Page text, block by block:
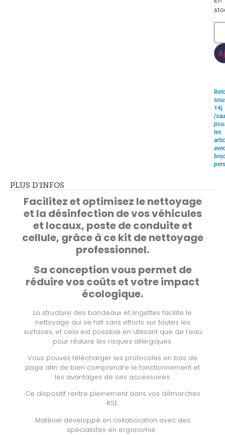
14j
les
PLUS D'INFOS
Facilitez et optimisez le nettoyage
et la désinfection de vos véhicules
et locaux, poste de conduite et
cellule, grâce à ce kit de nettoyage
professionnel.
Sa conception vous permet de
réduire vos coûts et votre impact
écologique.
La structure des bandeaux et lingettes facilite le
nettoyage qui se fait sans efforts sur toutes les
surfaces, et cela est possible en utilisant que de l’eau
pour réduire les risques allergiques.
Vous pouvez télécharger les protocoles en bas de
page afin de bien comprendre le fonctionnement et
les avantages de ces accessoires.
Ce dispositif rentre pleinement dans vos démarches
RSE.
Matériel développé en collaboration avec des
spécialistes en ergonomie :